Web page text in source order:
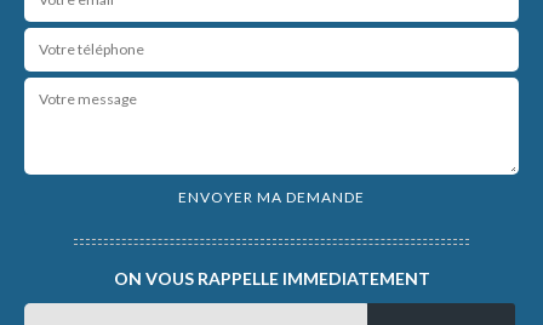
ON VOUS RAPPELLE IMMEDIATEMENT